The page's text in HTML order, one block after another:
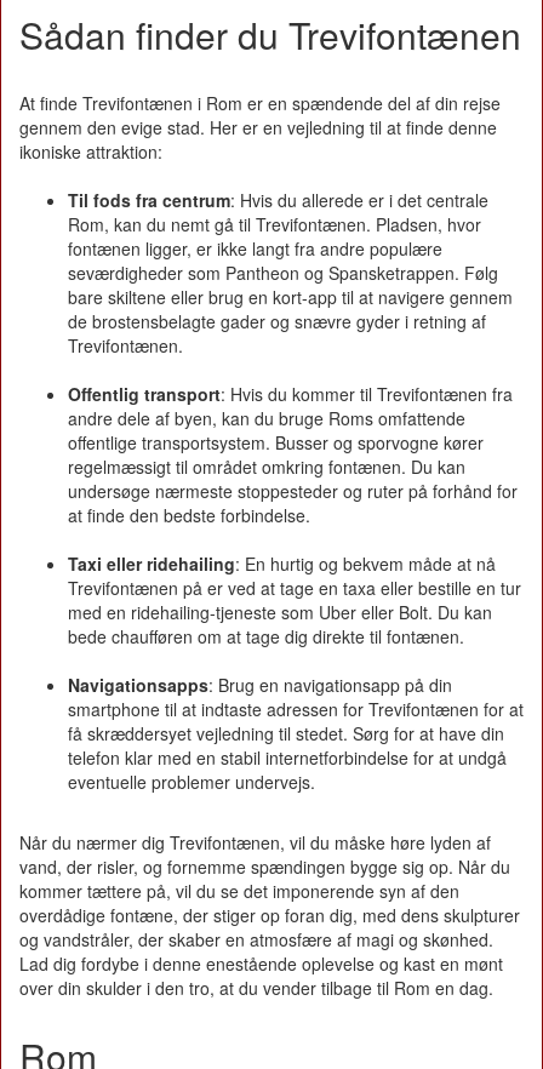
Sådan finder du Trevifontænen
At finde Trevifontænen i Rom er en spændende del af din rejse
gennem den evige stad. Her er en vejledning til at finde denne
ikoniske attraktion:
Til fods fra centrum: Hvis du allerede er i det centrale
Rom, kan du nemt gå til Trevifontænen. Pladsen, hvor
fontænen ligger, er ikke langt fra andre populære
seværdigheder som Pantheon og Spansketrappen. Følg
bare skiltene eller brug en kort-app til at navigere gennem
de brostensbelagte gader og snævre gyder i retning af
Trevifontænen.
Offentlig transport: Hvis du kommer til Trevifontænen fra
andre dele af byen, kan du bruge Roms omfattende
offentlige transportsystem. Busser og sporvogne kører
regelmæssigt til området omkring fontænen. Du kan
undersøge nærmeste stoppesteder og ruter på forhånd for
at finde den bedste forbindelse.
Taxi eller ridehailing: En hurtig og bekvem måde at nå
Trevifontænen på er ved at tage en taxa eller bestille en tur
med en ridehailing-tjeneste som Uber eller Bolt. Du kan
bede chaufføren om at tage dig direkte til fontænen.
Navigationsapps: Brug en navigationsapp på din
smartphone til at indtaste adressen for Trevifontænen for at
få skræddersyet vejledning til stedet. Sørg for at have din
telefon klar med en stabil internetforbindelse for at undgå
eventuelle problemer undervejs.
Når du nærmer dig Trevifontænen, vil du måske høre lyden af
vand, der risler, og fornemme spændingen bygge sig op. Når du
kommer tættere på, vil du se det imponerende syn af den
overdådige fontæne, der stiger op foran dig, med dens skulpturer
og vandstråler, der skaber en atmosfære af magi og skønhed.
Lad dig fordybe i denne enestående oplevelse og kast en mønt
over din skulder i den tro, at du vender tilbage til Rom en dag.
Rom